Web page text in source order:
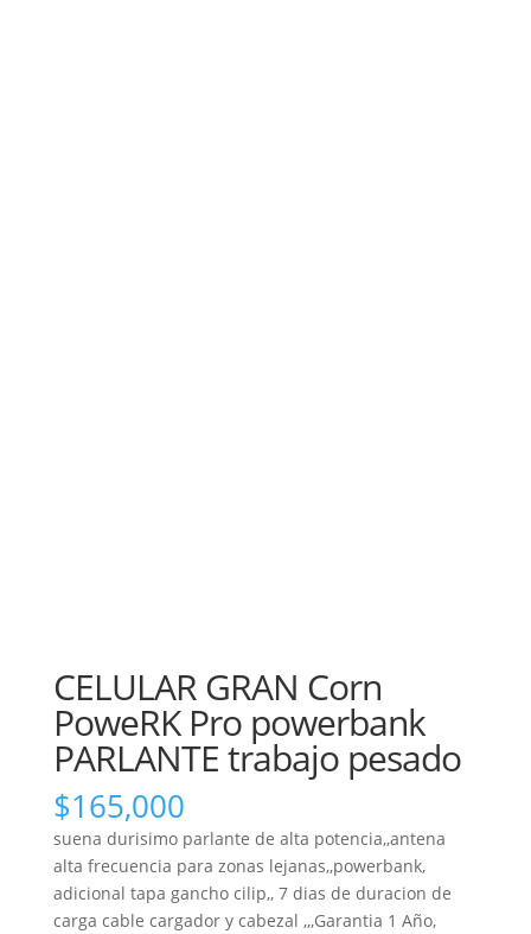
CELULAR GRAN Corn
PoweRK Pro powerbank
PARLANTE trabajo pesado
$165,000
suena durisimo parlante de alta potencia,,antena
alta frecuencia para zonas lejanas,,powerbank,
adicional tapa gancho cilip,, 7 dias de duracion de
carga cable cargador y cabezal ,,,Garantia 1 Año,